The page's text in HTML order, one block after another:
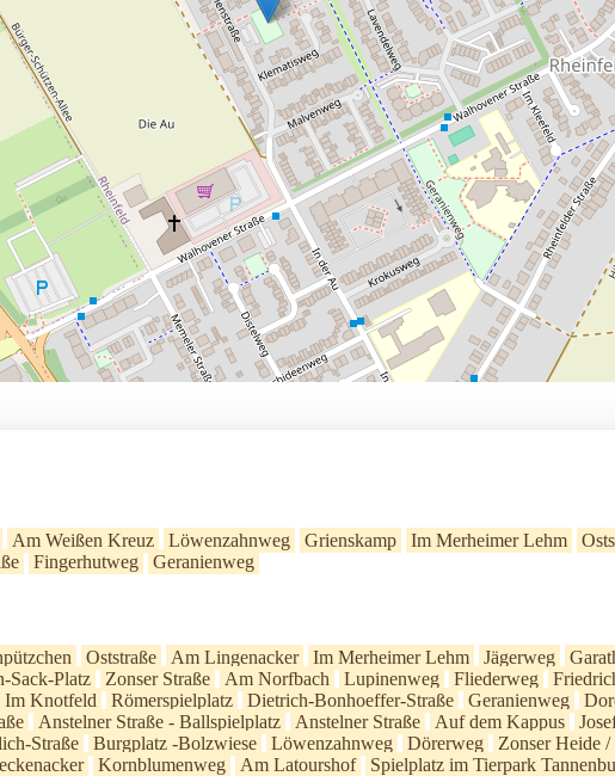
Am Weißen Kreuz Löwenzahnweg Grienskamp Im Merheimer Lehm
Fingerhutweg Geranienweg
Oststraße Am Lingenacker Im Merheimer Lehm Jägerweg
Sack-Platz
Zonser Straße Am Norfbach Lupinenweg Fliederweg
Im Knotfeld
Römerspielplatz Dietrich-Bonhoeffer-Straße Geranienweg
Anstelner Straße - Ballspielplatz Anstelner Straße Auf dem Kappus
Straße
Burgplatz -Bolzwiese Löwenzahnweg Dörerweg Zonser Heide
Kornblumenweg Am Latourshof Spielplatz im Tierpark